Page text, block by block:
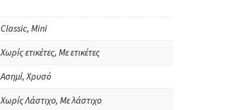
Classic, Mini
Χωρίς ετικέτες, Με ετικέτες
Ασημί, Χρυσό
Χωρίς Λάστιχο, Με λάστιχο